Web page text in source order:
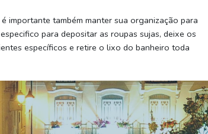
importante também manter sua organização para
para depositar as roupas sujas, deixe os
específicos e retire o lixo do banheiro toda